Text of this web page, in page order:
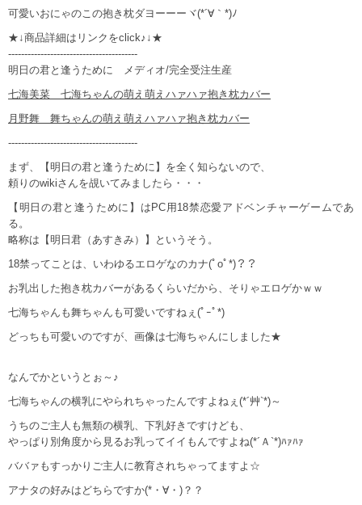
可愛いおにゃのこの抱き枕ダヨーーーヾ(*´∀｀*)ﾉ
★↓商品詳細はリンクをclick♪↓★
----------------------------------------
明日の君と逢うために メディオ/完全受注生産
七海美菜 七海ちゃんの萌え萌えハァハァ抱き枕カバー
月野舞 舞ちゃんの萌え萌えハァハァ抱き枕カバー
----------------------------------------
まず、【明日の君と逢うために】を全く知らないので、
頼りのwikiさんを覘いてみましたら・・・
【明日の君と逢うために】はPC用18禁恋愛アドベンチャーゲームであ
る。
略称は【明日君（あすきみ）】というそう。
18禁ってことは、いわゆるエロゲなのカナ(ﾟoﾟ*)？？
お乳出した抱き枕カバーがあるくらいだから、そりゃエロゲかｗｗ
七海ちゃんも舞ちゃんも可愛いですねぇ(ﾟｰﾟ*)
どっちも可愛いのですが、画像は七海ちゃんにしました★
なんでかというとぉ～♪
七海ちゃんの横乳にやられちゃったんですよねぇ(*´艸`*)～
うちのご主人も無類の横乳、下乳好きですけども、
やっぱり別角度から見るお乳ってイイもんですよね(*´Ａ`*)ﾊｧﾊｧ
ババァもすっかりご主人に教育されちゃってますよ☆
アナタの好みはどちらですか(*・∀・)？？